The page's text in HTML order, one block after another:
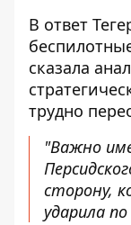
В ответ
сказала
трудно
"Важно
сторону,
ударила